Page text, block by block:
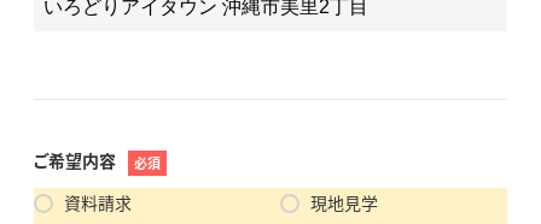
ご希望内容 必須
資料請求
現地見学